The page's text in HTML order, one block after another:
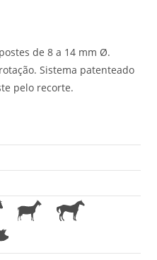
de 8 a 14 mm Ø.
Sistema patenteado
pelo recorte.